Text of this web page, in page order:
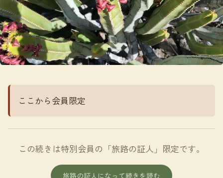
ここから会員限定
この続きは特別会員の「旅路の証人」限定です。
旅路の証人になって続きを読む